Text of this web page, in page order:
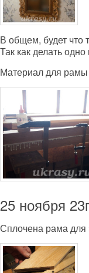
В общем, будет что
Так как делать
Материал для
25 ноября
Сплочена рама для